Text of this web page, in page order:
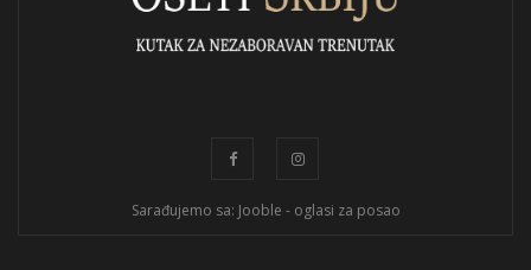
Sarađujemo sa: Jooble - oglasi za posao